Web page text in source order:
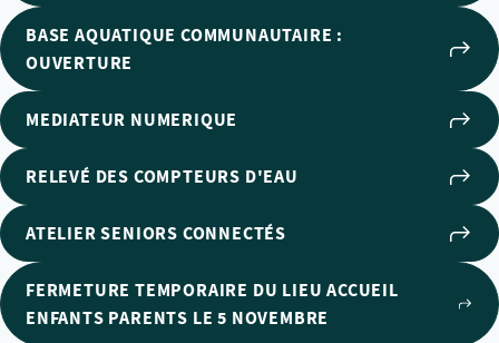
BASE AQUATIQUE COMMUNAUTAIRE :
OUVERTURE
MEDIATEUR NUMERIQUE
RELEVÉ DES COMPTEURS D'EAU
ATELIER SENIORS CONNECTÉS
FERMETURE TEMPORAIRE DU LIEU ACCUEIL
ENFANTS PARENTS LE 5 NOVEMBRE